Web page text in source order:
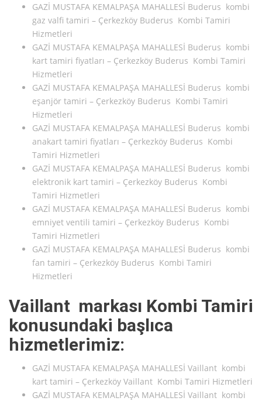
GAZİ MUSTAFA KEMALPAŞA MAHALLESİ Buderus kombi
gaz valfi tamiri – Çerkezköy Buderus Kombi Tamiri
Hizmetleri
GAZİ MUSTAFA KEMALPAŞA MAHALLESİ Buderus kombi
kart tamiri fiyatları – Çerkezköy Buderus Kombi Tamiri
Hizmetleri
GAZİ MUSTAFA KEMALPAŞA MAHALLESİ Buderus kombi
eşanjör tamiri – Çerkezköy Buderus Kombi Tamiri
Hizmetleri
GAZİ MUSTAFA KEMALPAŞA MAHALLESİ Buderus kombi
anakart tamiri fiyatları – Çerkezköy Buderus Kombi
Tamiri Hizmetleri
GAZİ MUSTAFA KEMALPAŞA MAHALLESİ Buderus kombi
elektronik kart tamiri – Çerkezköy Buderus Kombi
Tamiri Hizmetleri
GAZİ MUSTAFA KEMALPAŞA MAHALLESİ Buderus kombi
emniyet ventili tamiri – Çerkezköy Buderus Kombi
Tamiri Hizmetleri
GAZİ MUSTAFA KEMALPAŞA MAHALLESİ Buderus kombi
fan tamiri – Çerkezköy Buderus Kombi Tamiri
Hizmetleri
Vaillant markası Kombi Tamiri
konusundaki başlıca
hizmetlerimiz:
GAZİ MUSTAFA KEMALPAŞA MAHALLESİ Vaillant kombi
kart tamiri – Çerkezköy Vaillant Kombi Tamiri Hizmetleri
GAZİ MUSTAFA KEMALPAŞA MAHALLESİ Vaillant kombi